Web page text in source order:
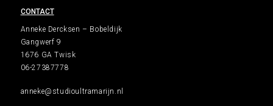
CONTACT
Anneke Dercksen – Bobeldijk
Gangwerf 9
1676 GA Twisk
06-27387778
anneke@studioultramarijn.nl